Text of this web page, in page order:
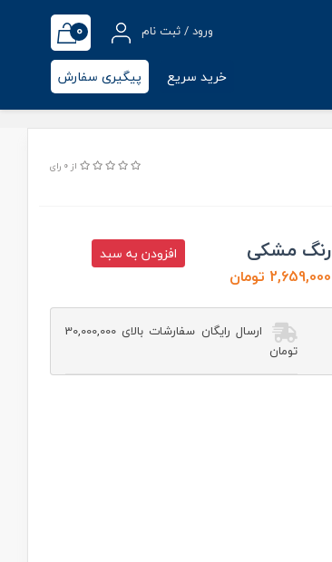
ورود / ثبت نام 0
خرید سریع پیگیری سفارش
از 0 رای
رنگ مشکی
2,659,000 تومان
افزودن به سبد
ارسال رایگان سفارشات بالای 30,000,000
تومان